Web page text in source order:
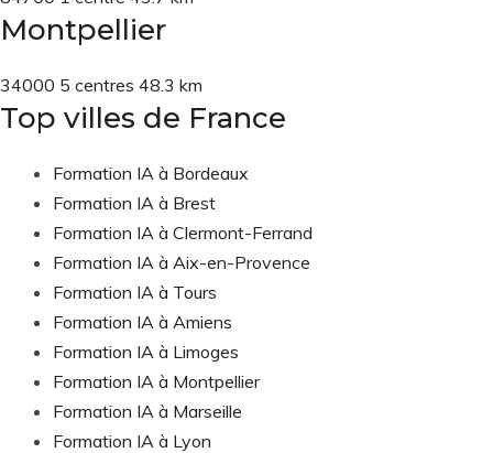
Montpellier
34000 5 centres 48.3 km
Top villes de France
Formation IA à Bordeaux
Formation IA à Brest
Formation IA à Clermont-Ferrand
Formation IA à Aix-en-Provence
Formation IA à Tours
Formation IA à Amiens
Formation IA à Limoges
Formation IA à Montpellier
Formation IA à Marseille
Formation IA à Lyon